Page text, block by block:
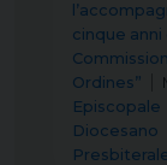
cinque
Ordines”
Episcopale
Diocesano